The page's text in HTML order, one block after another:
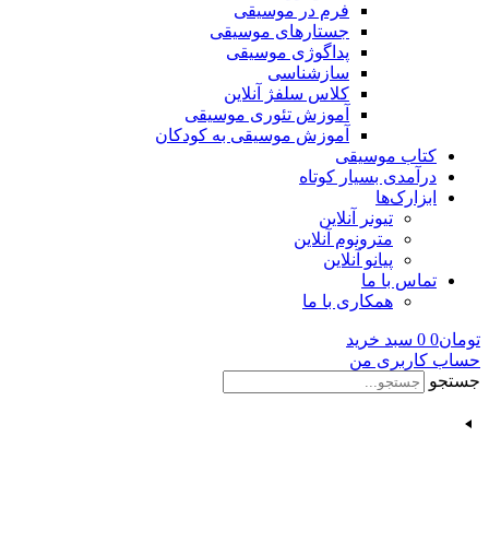
فرم در موسیقی
جستارهای موسیقی
پداگوژی موسیقی
سازشناسی
کلاس سلفژ آنلاین
آموزش تئوری موسیقی
آموزش موسیقی به کودکان
کتاب موسیقی
درآمدی بسیار کوتاه
ابزارک‌ها
تیونر آنلاین
مترونوم آنلاین
پیانو آنلاین
تماس با ما
همکاری با ما
تومان0
0 سبد خرید
حساب کاربری من
جستجو